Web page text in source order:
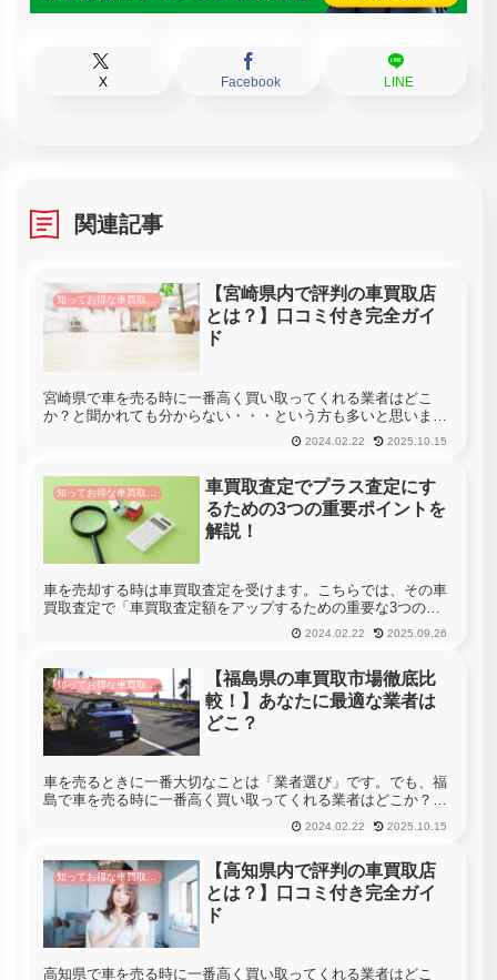
X Facebook LINE
関連記事
知ってお得な車買取情報
【宮崎県内で評判の車買取店
とは？】口コミ付き完全ガイ
ド
宮崎県で車を売る時に一番高く買い取ってくれる業者はどこ
か？と聞かれても分からない・・・という方も多いと思いま
す。宮崎県には256社の車買取店があります。車を売る時に宮
崎県のすべての店舗へ査定に行くことができれば一番高く買い
2024.02.22 2025.10.15
車買取査定でプラス査定にす
るための3つの重要ポイントを
解説！
車を売却する時は車買取査定を受けます。こちらでは、その車
買取査定で「車買取査定額をアップするための重要な3つのポ
イント」について解説します。せっかくの愛車を売るのですか
ら、しっかりとポイントを抑えてお得に売却を目指しましょ
2024.02.22 2025.09.26
知ってお得な車買取情報
【福島県の車買取市場徹底比
較！】あなたに最適な業者は
どこ？
車を売るときに一番大切なことは「業者選び」です。でも、福
島で車を売る時に一番高く買い取ってくれる業者はどこか？っ
て聞かれても分からない・・・という方も多いと思います。福
島には330社の車買取店があります。車を売る時に福島のすべ
2024.02.22 2025.10.15
知ってお得な車買取情報
【高知県内で評判の車買取店
とは？】口コミ付き完全ガイ
ド
高知県で車を売る時に一番高く買い取ってくれる業者はどこ